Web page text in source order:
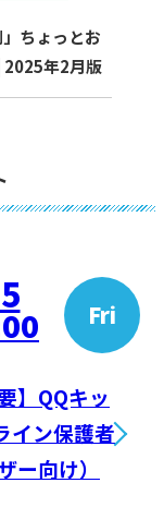
」ちょっとお
2025年2月版
Fri
】QQキッ
イン保護者
ー向け）